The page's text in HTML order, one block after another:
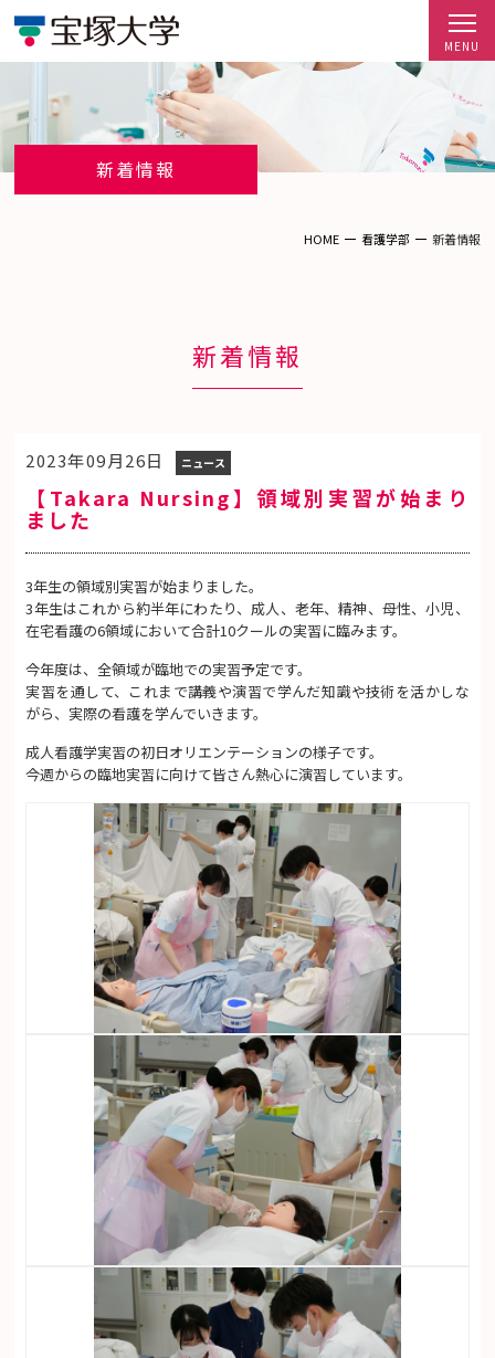
新着情報
HOME 看護学部 新着情報
新着情報
2023年09月26日 ニュース
【Takara Nursing】領域別実習が始まり
ました
3年生の領域別実習が始まりました。
3年生はこれから約半年にわたり、成人、老年、精神、母性、小児、
在宅看護の6領域において合計10クールの実習に臨みます。
今年度は、全領域が臨地での実習予定です。
実習を通して、これまで講義や演習で学んだ知識や技術を活かしな
がら、実際の看護を学んでいきます。
成人看護学実習の初日オリエンテーションの様子です。
今週からの臨地実習に向けて皆さん熱心に演習しています。